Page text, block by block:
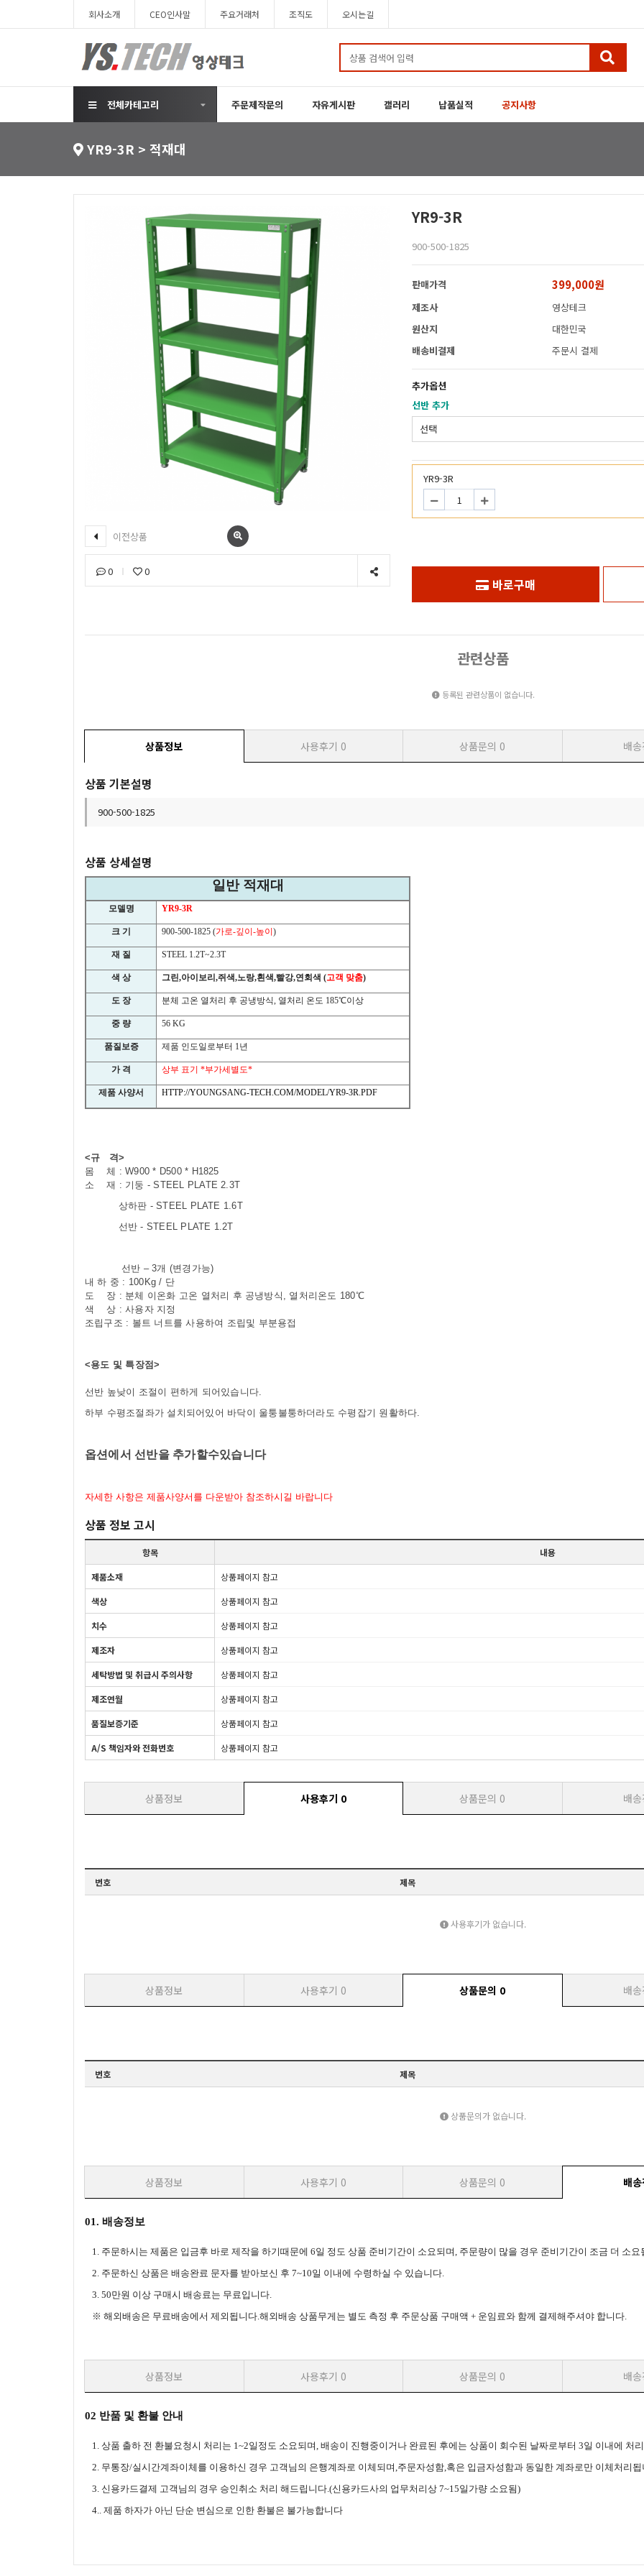
회사소개 CEO인사말 주요거래처 조직도 오시는길
전체카테고리 주문제작문의 자유게시판 갤러리 납품실적 공지사항
YR9-3R > 적재대
이전상품
0 0
YR9-3R
900-500-1825
판매가격 399,000원
제조사
영상테크
원산지
대한민국
배송비결제
주문시 결제
추가옵션
선반 추가
YR9-3R
바로구매
관련상품
등록된 관련상품이 없습니다.
상품정보 사용후기 0 상품문의 0 배
상품 기본설명
900-500-1825
상품 상세설명
일반 적재대
모델명 YR9-3R
크 기 900-500-1825 (가로-깊이 -높이 )
재 질 STEEL 1.2T~2.3T
색 상 그린,아이보리 ,쥐색,노랑,흰색,빨강,연회색 (고객 맞춤)
도 장 분체 고온 열처리 후 공냉방식, 열처리 온도 185℃이상
중 량 56 KG
품질보증 제품 인도일로부터 1년
가 격 상부 표기 *부가세별도*
제품 사양서 HTTP://YOUNGSANG-TECH.COM/MODEL/YR9-3R.PDF
<규 격>
몸 체 : W900 * D500 * H1825
소 재 : 기둥 - STEEL PLATE 2.3T
상하판 - STEEL PLATE 1.6T
선반 - STEEL PLATE 1.2T
선반 – 3개 (변경가능)
내 하 중 : 100Kg / 단
도 장 : 분체 이온화 고온 열처리 후 공냉방식, 열처리온도 180℃
색 상 : 사용자 지정
조립구조 : 볼트 너트를 사용하여 조립및 부분용접
<용도 및 특장점>
선반 높낮이 조절이 편하게 되어있습니다.
하부 수평조절좌가 설치되어있어 바닥이 울퉁불퉁하더라도 수평잡기 원활하다.
옵션에서 선반을 추가할수있습니다
자세한 사항은 제품사양서를 다운받아 참조하시길 바랍니다
상품 정보 고시
항목
내용
제품소재
상품페이지 참고
색상
상품페이지 참고
치수
상품페이지 참고
제조자
상품페이지 참고
세탁방법 및 취급시 주의사항
상품페이지 참고
제조연월
상품페이지 참고
품질보증기준
상품페이지 참고
A/S 책임자와 전화번호
상품페이지 참고
상품정보 사용후기 0 상품문의 0 배
번호 제목
사용후기가 없습니다.
상품정보 사용후기 0 상품문의 0 배
번호 제목
상품문의가 없습니다.
상품정보 사용후기 0 상품문의 0 배
01. 배송정보
1. 주문하시는 제품은 입금후 바로 제작을 하기때문에 6일 정도 상품 준비기간이 소요되며, 주문량이 많을 경우 준비기간이 조금 더 소요
2. 주문하신 상품은 배송완료 문자를 받아보신 후 7~10일 이내에 수령하실 수 있습니다.
3. 50만원 이상 구매시 배송료는 무료입니다.
※ 해외배송은 무료배송에서 제외됩니다.해외배송 상품무게는 별도 측정 후 주문상품 구매액 + 운임료와 함께 결제해주셔야 합니다.
상품정보 사용후기 0 상품문의 0 배
02 반품 및 환불 안내
1. 상품 출하 전 환불요청시 처리는 1~2일정도 소요되며, 배송이 진행중이거나 완료된 후에는 상품이 회수된 날짜로부터 3일 이내에 처
2. 무통장/실시간계좌이체를 이용하신 경우 고객님의 은행계좌로 이체되며,주문자성함,혹은 입금자성함과 동일한 계좌로만 이체처리됩
3. 신용카드결제 고객님의 경우 승인취소 처리 해드립니다.(신용카드사의 업무처리상 7~15일가량 소요됨)
4.. 제품 하자가 아닌 단순 변심으로 인한 환불은 불가능합니다